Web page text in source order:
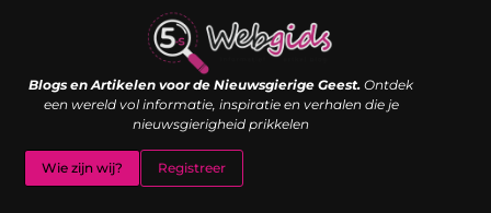
Blogs en Artikelen voor de Nieuwsgierige Geest. Ontdek
een wereld vol informatie, inspiratie en verhalen die je
nieuwsgierigheid prikkelen
Wie zijn wij? Registreer